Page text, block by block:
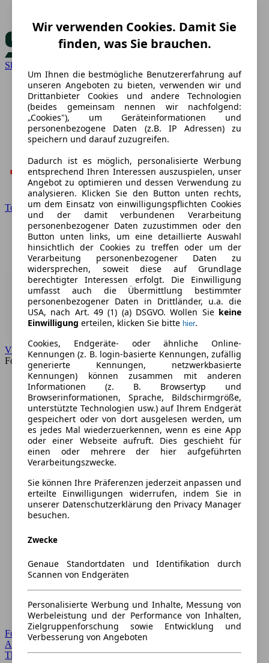
Skoda
Toyota
VW
Forum
Forum Startseite
Alle Auto-Foren
Themen-Forum
Wir verwenden Cookies. Damit Sie
finden, was Sie brauchen.
Um Ihnen die bestmögliche Benutzererfahrung auf
unseren Angeboten zu bieten, verwenden wir und
Drittanbieter Cookies und andere Technologien
(beides gemeinsam nennen wir nachfolgend:
„Cookies"), um Geräteinformationen und
personenbezogene Daten (z.B. IP Adressen) zu
speichern und darauf zuzugreifen.
Dadurch ist es möglich, personalisierte Werbung
entsprechend Ihren Interessen auszuspielen, unser
Angebot zu optimieren und dessen Verwendung zu
analysieren. Klicken Sie den Button unten rechts,
um dem Einsatz von einwilligungspflichten Cookies
und der damit verbundenen Verarbeitung
personenbezogener Daten zuzustimmen oder den
Button unten links, um eine detaillierte Auswahl
hinsichtlich der Cookies zu treffen oder um der
Verarbeitung personenbezogener Daten zu
widersprechen, soweit diese auf Grundlage
berechtigter Interessen erfolgt. Die Einwilligung
umfasst auch die Übermittlung bestimmter
personenbezogener Daten in Drittländer, u.a. die
USA, nach Art. 49 (1) (a) DSGVO. Wollen Sie keine
Einwilligung erteilen, klicken Sie bitte hier.
Cookies, Endgeräte- oder ähnliche Online-
Kennungen (z. B. login-basierte Kennungen, zufällig
generierte Kennungen, netzwerkbasierte
Kennungen) können zusammen mit anderen
Informationen (z. B. Browsertyp und
Browserinformationen, Sprache, Bildschirmgröße,
unterstützte Technologien usw.) auf Ihrem Endgerät
gespeichert oder von dort ausgelesen werden, um
es jedes Mal wiederzuerkennen, wenn es eine App
oder einer Webseite aufruft. Dies geschieht für
einen oder mehrere der hier aufgeführten
Verarbeitungszwecke.
Sie können Ihre Präferenzen jederzeit anpassen und
erteilte Einwilligungen widerrufen, indem Sie in
unserer Datenschutzerklärung den Privacy Manager
besuchen.
Zwecke
Genaue Standortdaten und Identifikation durch
Scannen von Endgeräten
Personalisierte Werbung und Inhalte, Messung von
Werbeleistung und der Performance von Inhalten,
Zielgruppenforschung sowie Entwicklung und
Verbesserung von Angeboten